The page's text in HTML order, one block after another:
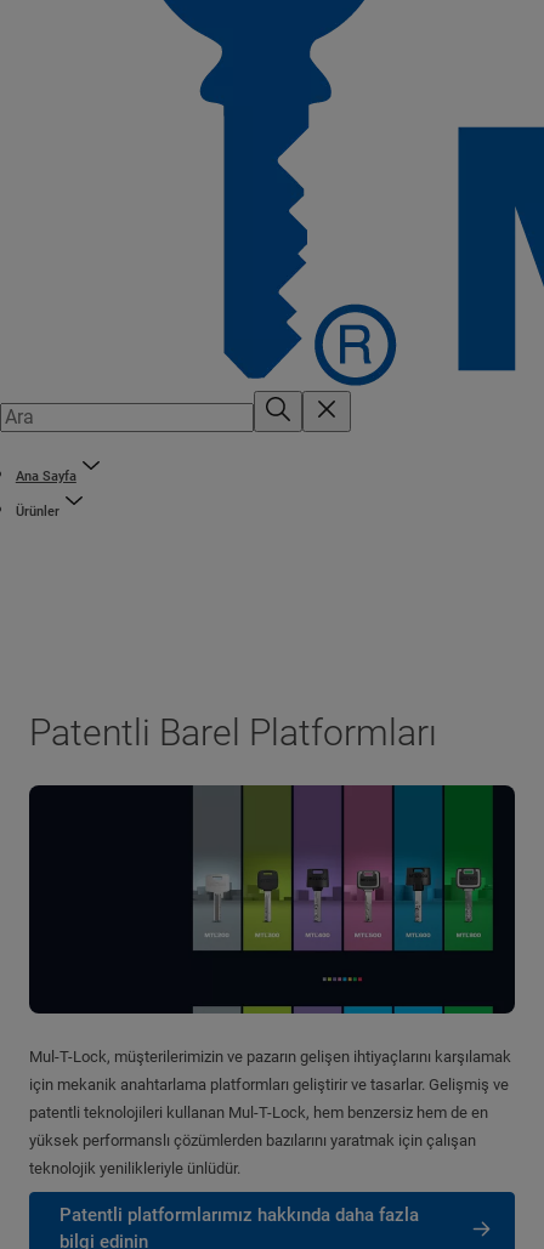
Ana Sayfa
Ürünler
Patentli Barel Platformları
Mul-T-Lock, müşterilerimizin ve pazarın gelişen ihtiyaçlarını karşılamak
için mekanik anahtarlama platformları geliştirir ve tasarlar. Gelişmiş ve
patentli teknolojileri kullanan Mul-T-Lock, hem benzersiz hem de en
yüksek performanslı çözümlerden bazılarını yaratmak için çalışan
teknolojik yenilikleriyle ünlüdür.
Patentli platformlarımız hakkında daha fazla
bilgi edinin